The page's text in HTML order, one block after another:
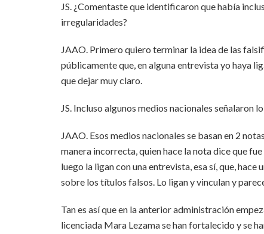
JS. ¿Comentaste que identificaron que había
irregularidades?
JAAO. Primero quiero terminar la idea de las
públicamente que, en alguna entrevista yo haya
que dejar muy claro.
JS. Incluso algunos medios nacionales señalaron
JAAO. Esos medios nacionales se basan en 2
manera incorrecta, quien hace la nota dice que
luego la ligan con una entrevista, esa sí, que,
sobre los títulos falsos. Lo ligan y vinculan y
Tan es así que en la anterior administración
licenciada Mara Lezama se han fortalecido y se